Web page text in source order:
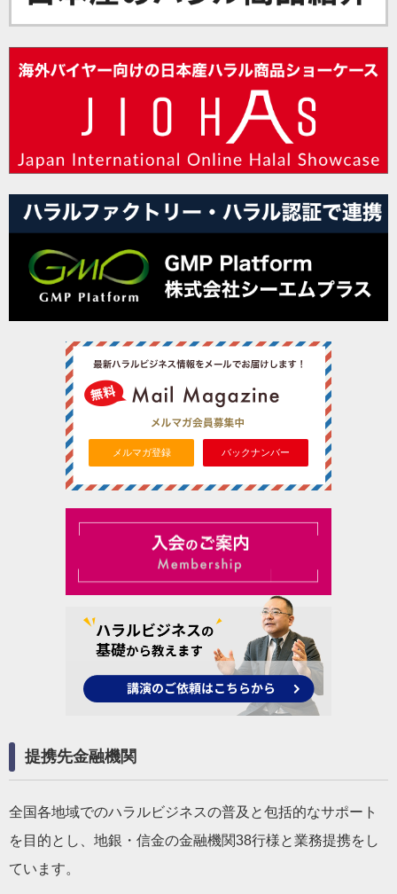
メルマガ登録 バックナンバー
提携先金融機関
全国各地域でのハラルビジネスの普及と包括的なサポート
を目的とし、地銀・信金の金融機関38行様と業務提携をし
ています。